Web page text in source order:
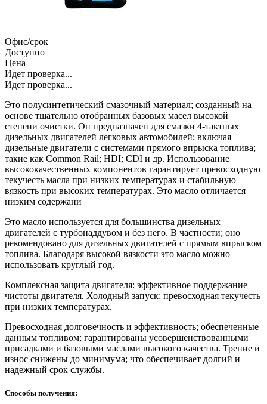
Офис/срок
Доступно
Цена
Идет проверка...
Идет проверка...
Это полусинтетический смазочный материал; созданный на
основе тщательно отобранных базовых масел высокой
степени очистки. Он предназначен для смазки 4-тактных
дизельных двигателей легковых автомобилей; включая
дизельные двигатели с системами прямого впрыска топлива;
такие как Common Rail; HDI; CDI и др. Использование
высококачественных компонентов гарантирует превосходную
текучесть масла при низких температурах и стабильную
вязкость при высоких температурах. Это масло отличается
низким содержани
Это масло используется для большинства дизельных
двигателей с турбонаддувом и без него. В частности; оно
рекомендовано для дизельных двигателей с прямым впрыском
топлива. Благодаря высокой вязкости это масло можно
использовать круглый год.
Комплексная защита двигателя: эффективное поддержание
чистоты двигателя. Холодный запуск: превосходная текучесть
при низких температурах.
Превосходная долговечность и эффективность; обеспеченные
данным топливом; гарантированы усовершенствованными
присадками и базовыми маслами высокого качества. Трение и
износ снижены до минимума; что обеспечивает долгий и
надежный срок службы.
Способы получения: